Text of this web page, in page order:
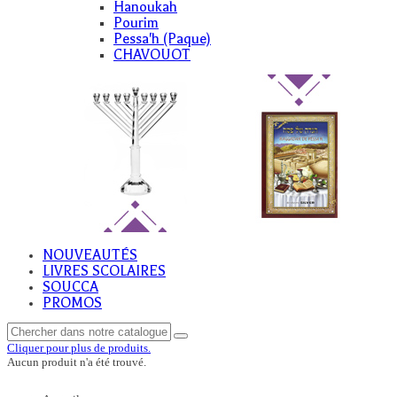
Hanoukah
Pourim
Pessa'h (Paque)
CHAVOUOT
NOUVEAUTÉS
LIVRES SCOLAIRES
SOUCCA
PROMOS
Cliquer pour plus de produits.
Aucun produit n'a été trouvé.